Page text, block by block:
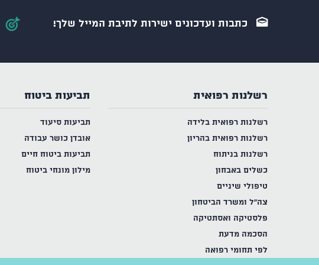
כתבות ועדכונים ישירות לתיבת המייל שלך!
רשלנות רפואית
רשלנות רפואית בלידה
רשלנות רפואית בהריון
רשלנות בניתוח
כשלים באבחון
טיפולי שיניים
צה"ל ומשרד הביטחון
פלסטיקה ואסתטיקה
הסכמה מדעת
לפי תחומי רפואה
תביעות ביטוח
תביעות סיעוד
אובדן כושר עבודה
תביעות ביטוח חיים
מילון מונחי ביטוח